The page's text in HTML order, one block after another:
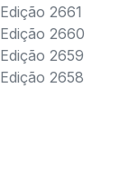
Edição 2661
Edição 2660
Edição 2659
Edição 2658